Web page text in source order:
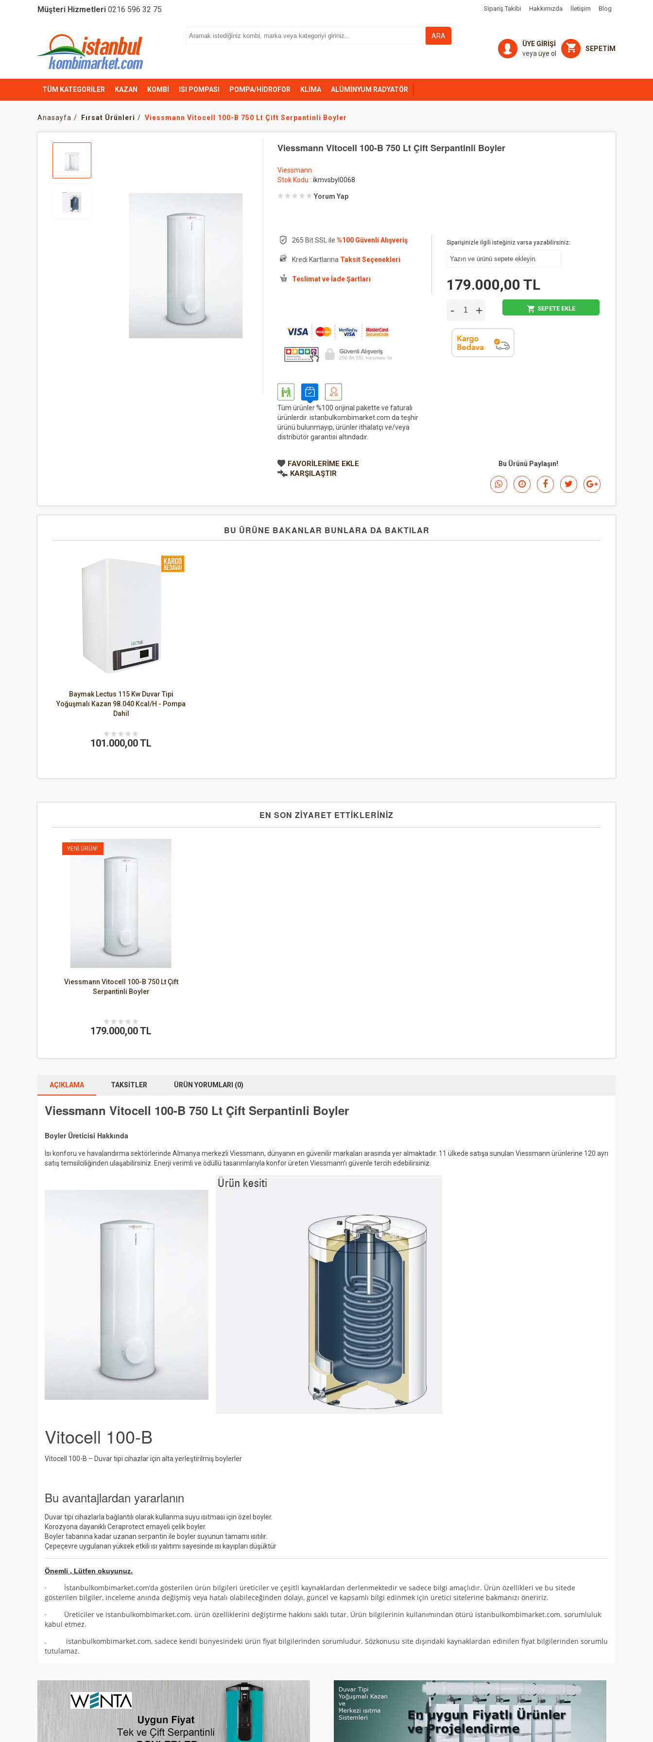
Müşteri Hizmetleri 0216 596 32 75 Sipariş Takibi Hakkımızda İletişim Blog
ARA
ÜYE GİRİŞİ
veya üye ol
SEPETİM
TÜM KATEGORİLER KAZAN KOMBİ ISI POMPASI POMPA/HİDROFOR KLİMA ALÜMİNYUM RADYATÖR
Anasayfa Fırsat Ürünleri Viessmann Vitocell 100-B 750 Lt Çift Serpantinli Boyler
Viessmann Vitocell 100-B 750 Lt Çift Serpantinli Boyler
Viessmann
Stok Kodu :ikmvsbyl0068
Yorum Yap
265 Bit SSL ile%100 Güvenli Alışveriş
Kredi Kartlarına Taksit Seçenekleri
Teslimat ve İade Şartları
Siparişinizle ilgili isteğiniz varsa yazabilirsiniz:
179.000,00 TL
- + SEPETE EKLE
Tüm ürünler %100 orijinal pakette ve faturalı
ürünlerdir. istanbulkombimarket.com da teşhir
ürünü bulunmayıp, ürünler ithalatçı ve/veya
distribütör garantisi altındadır.
FAVORILERIME EKLE
KARŞILAŞTIR
Bu Ürünü Paylaşın!
BU ÜRÜNE BAKANLAR BUNLARA DA BAKTILAR
Baymak Lectus 115 Kw Duvar Tipi
Yoğuşmalı Kazan 98.040 Kcal/H - Pompa
Dahil
101.000,00 TL
EN SON ZİYARET ETTİKLERİNİZ
Viessmann Vitocell 100-B 750 Lt Çift
Serpantinli Boyler
YENI ÜRÜN!
179.000,00 TL
AÇIKLAMA TAKSITLER ÜRÜN YORUMLARI (0)
Viessmann Vitocell 100-B 750 Lt Çift Serpantinli Boyler
Boyler Üreticisi Hakkında
Isı konforu ve havalandırma sektörlerinde Almanya merkezli Viessmann, dünyanın en güvenilir markaları arasında yer almaktadır. 11 ülkede satışa sunulan Viessmann ürünlerine 120 ayrı
satış temsilciliğinden ulaşabilirsiniz. Enerji verimli ve ödüllü tasarımlarıyla konfor üreten Viessmann’ı güvenle tercih edebilirsiniz.
Vitocell 100-B
Vitocell 100-B – Duvar tipi cihazlar için alta yerleştirilmiş boylerler
Bu avantajlardan yararlanın
Duvar tipi cihazlarla bağlantılı olarak kullanma suyu ısıtması için özel boyler.
Korozyona dayanıklı Ceraprotect emayeli çelik boyler.
Boyler tabanına kadar uzanan serpantin ile boyler suyunun tamamı ısıtılır.
Çepeçevre uygulanan yüksek etkili ısı yalıtımı sayesinde ısı kayıpları düşüktür
Önemli , Lütfen okuyunuz.
· İstanbulkombimarket.com’da gösterilen ürün bilgileri üreticiler ve çeşitli kaynaklardan derlenmektedir ve sadece bilgi amaçlıdır. Ürün özellikleri ve bu sitede
gösterilen bilgiler, inceleme anında değişmiş veya hatalı olabileceğinden dolayı, güncel ve kapsamlı bilgi edinmek için üretici sitelerine bakmanızı öneririz.
· Üreticiler ve istanbulkombimarket.com. ürün özelliklerini değiştirme hakkını saklı tutar. Ürün bilgilerinin kullanımından ötürü istanbulkombimarket.com. sorumluluk
kabul etmez.
. istanbulkombimarket.com, sadece kendi bünyesindeki ürün fiyat bilgilerinden sorumludur. Sözkonusu site dışındaki kaynaklardan edinilen fiyat bilgilerinden sorumlu
tutulamaz.